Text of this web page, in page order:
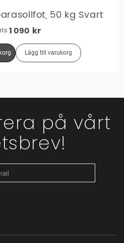
50 kg Svart
1 090 Kr
Lägg till varukorg
på vårt